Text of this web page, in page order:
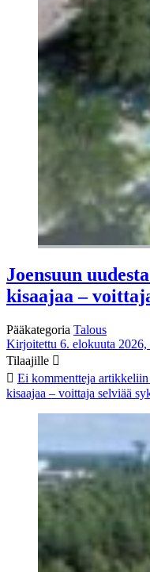
Joensuun
kisaajaa –
Pääkategoria Talous
Kirjoitettu 6. elokuuta 2026,
Tilaajille
Ei kommentteja artikkeliin
kisaajaa – voittaja selviää